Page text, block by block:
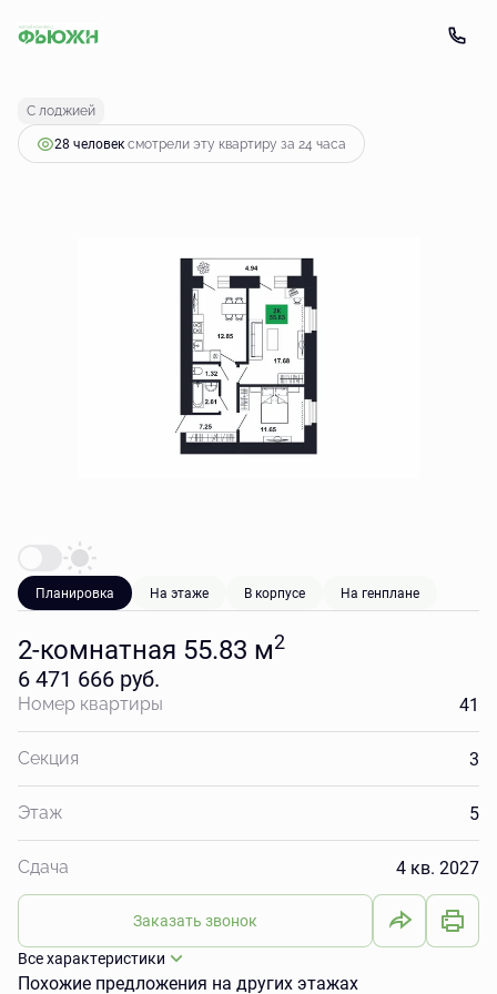
2-комнатная 6 471 666 руб.
С лоджией
28 человек смотрели эту квартиру за 24 часа
Планировка На этаже В корпусе На генплане
2-комнатная 55.83 м2
6 471 666 руб.
Номер квартиры 41
Секция 3
Этаж 5
Сдача 4 кв. 2027
Заказать звонок
Все характеристики
Похожие предложения на других этажах